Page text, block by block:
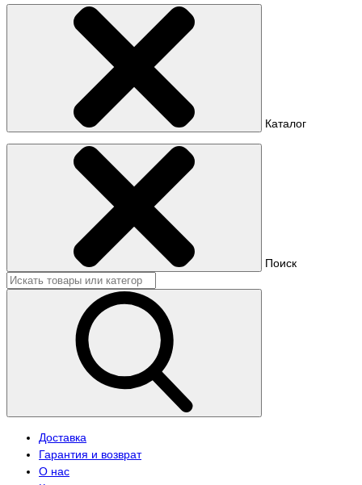
Каталог
Поиск
Доставка
Гарантия и возврат
О нас